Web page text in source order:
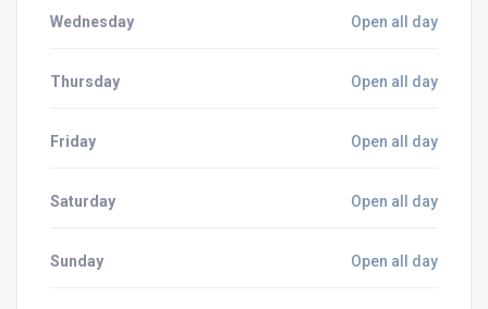
Wednesday Open all day
Thursday Open all day
Friday Open all day
Saturday Open all day
Sunday Open all day